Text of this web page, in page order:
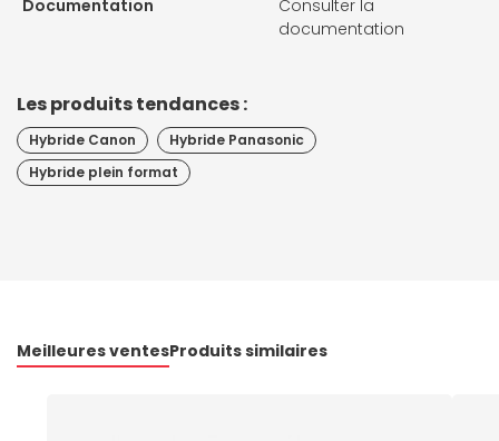
Documentation
Consulter la
documentation
Les produits tendances :
Hybride Canon
Hybride Panasonic
Hybride plein format
Meilleures ventesProduits similaires